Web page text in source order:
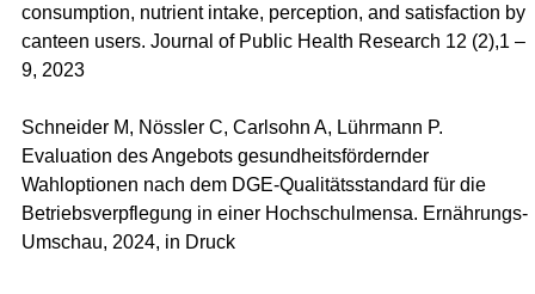
consumption, nutrient intake, perception, and satisfaction by
canteen users. Journal of Public Health Research 12 (2),1 –
9, 2023
Schneider M, Nössler C, Carlsohn A, Lührmann P.
Evaluation des Angebots gesundheitsfördernder
Wahloptionen nach dem DGE-Qualitätsstandard für die
Betriebsverpflegung in einer Hochschulmensa. Ernährungs-
Umschau, 2024, in Druck